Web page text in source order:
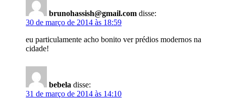
brunohassish@gmail.com disse:
30 de março de 2014 às 18:59
eu particulamente acho bonito ver prédios modernos na
cidade!
bebela disse:
31 de março de 2014 às 14:10